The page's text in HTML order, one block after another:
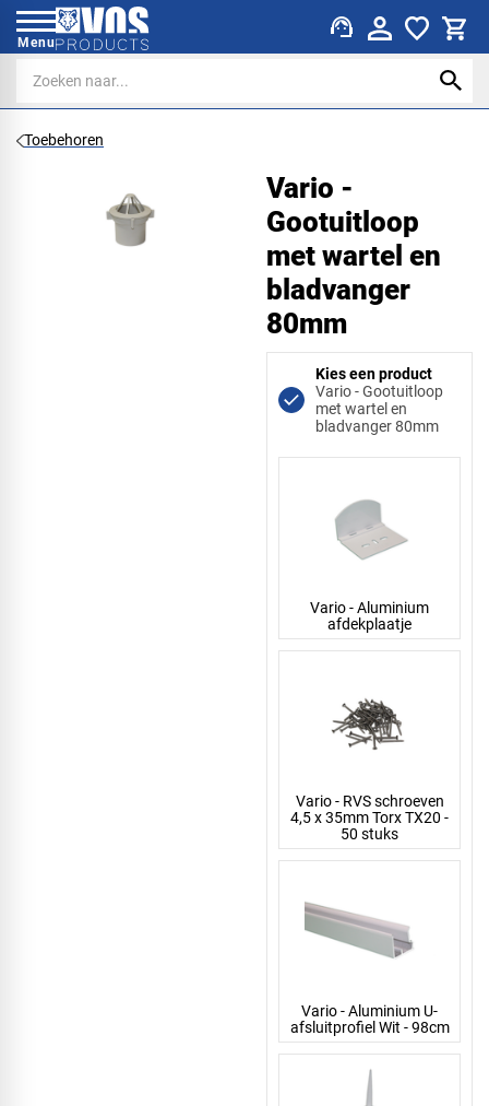
Menu support_agent
Toebehoren
Vario -
Gootuitloop
met wartel en
bladvanger
80mm
Kies een product
Vario - Gootuitloop
met wartel en
bladvanger 80mm
Vario - Aluminium
afdekplaatje
Vario - RVS schroeven
4,5 x 35mm Torx TX20 -
50 stuks
Vario - Aluminium U-
afsluitprofiel Wit - 98cm